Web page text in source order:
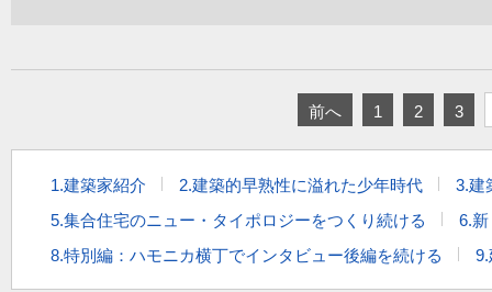
前へ 1 2 3
1.建築家紹介 2.建築的早熟性に溢れた少年時代
3.建
5.集合住宅のニュー・タイポロジーをつくり続ける
6.
8.特別編：ハモニカ横丁でインタビュー後編を続ける